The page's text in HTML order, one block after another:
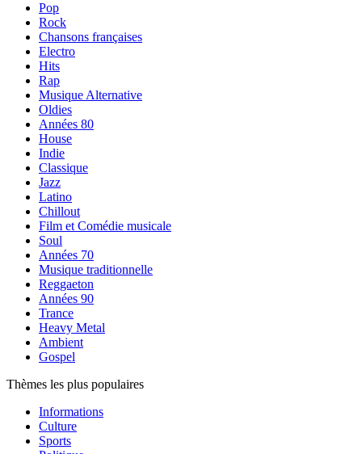
Pop
Rock
Chansons françaises
Electro
Hits
Rap
Musique Alternative
Oldies
Années 80
House
Indie
Classique
Jazz
Latino
Chillout
Film et Comédie musicale
Soul
Années 70
Musique traditionnelle
Reggaeton
Années 90
Trance
Heavy Metal
Ambient
Gospel
Thèmes les plus populaires
Informations
Culture
Sports